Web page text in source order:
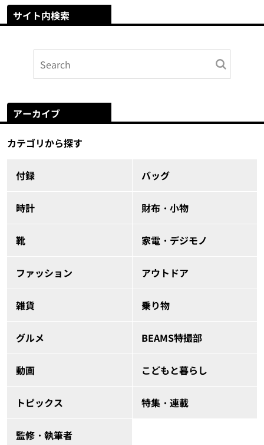
サイト内検索
アーカイブ
カテゴリから探す
付録 バッグ
時計 財布・小物
靴 家電・デジモノ
ファッション アウトドア
雑貨 乗り物
グルメ BEAMS特撮部
動画 こどもと暮らし
トピックス 特集・連載
監修・執筆者